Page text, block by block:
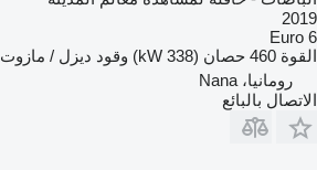
2019
Euro 6
القوة 460 حصان (338 kW) وقود ديزل / مازوت
رومانيا، Nana
الاتصال بالبائع